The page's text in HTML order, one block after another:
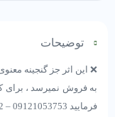
توضیحات
❌ این اثر جز گنجینه
به فروش نمیرسد ، برای
فرمایید 09121053753 – 02155380252